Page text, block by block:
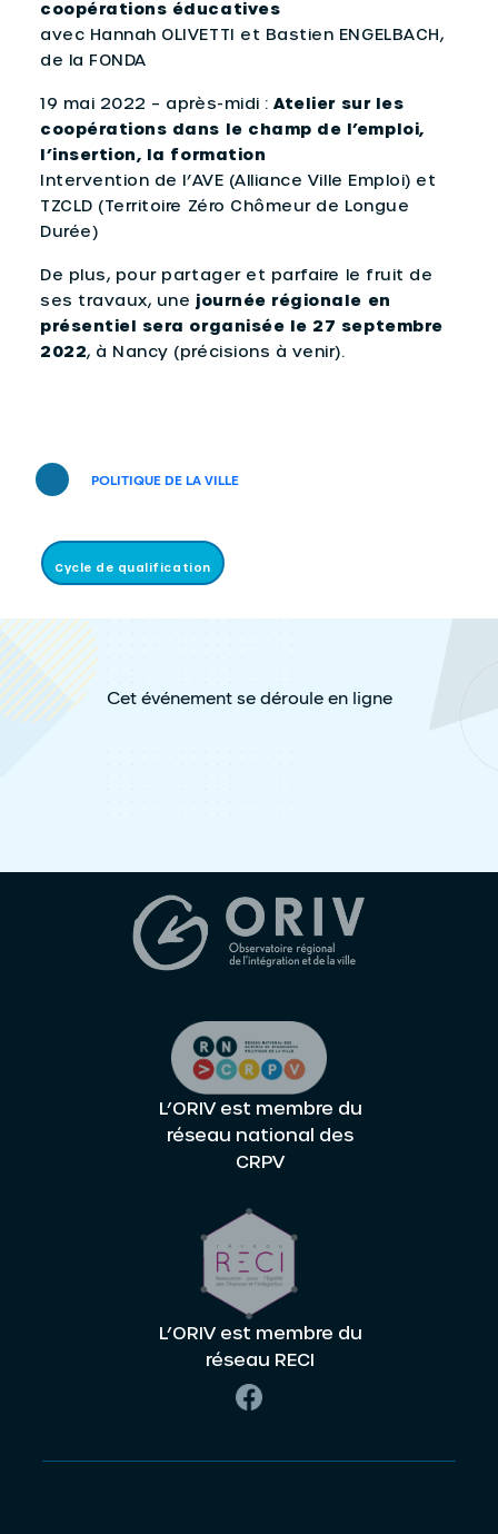
POLITIQUE DE LA VILLE
Cycle de qualification
coopérations éducatives
avec Hannah OLIVETTI et Bastien ENGELBACH,
de la FONDA
19 mai 2022 – après-midi :Atelier sur les
coopérations dans le champ de l’emploi,
l’insertion, la formation
Intervention de l’AVE (Alliance Ville Emploi) et
TZCLD (Territoire Zéro Chômeur de Longue
Durée)
De plus, pour partager et parfaire le fruit de
ses travaux, une journée régionale en
présentiel sera organisée le 27 septembre
2022, à Nancy (précisions à venir).
Cet événement se déroule en ligne
L’ORIV est membre du
réseau national des
CRPV
L’ORIV est membre du
réseau RECI